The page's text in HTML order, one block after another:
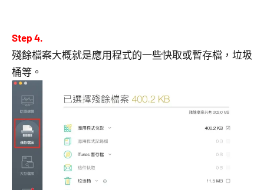
Step 4.
殘餘檔案大概就是應用程式的一些快取或暫存檔，垃圾
桶等。